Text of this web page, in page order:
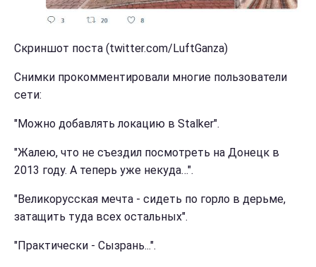
Скриншот поста (twitter.com/LuftGanza)
Снимки прокомментировали многие пользователи
сети:
"Можно добавлять локацию в Stalker".
"Жалею, что не съездил посмотреть на Донецк в
2013 году. А теперь уже некуда…".
"Великорусская мечта - сидеть по горло в дерьме,
затащить туда всех остальных".
"Практически - Сызрань...".